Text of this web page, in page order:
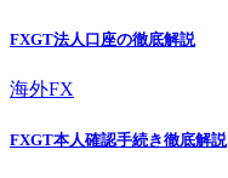
FXGT法人口座の徹底解説
海外FX
FXGT本人確認手続き徹底解説